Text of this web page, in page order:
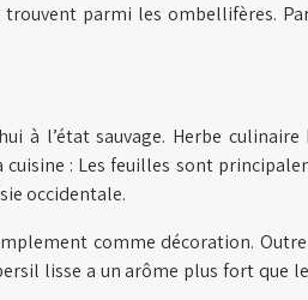
parmi les ombellifères.
à l’état sauvage. Herbe
: Les feuilles sont
occidentale.
comme décoration.
lisse a un arôme plus fort que